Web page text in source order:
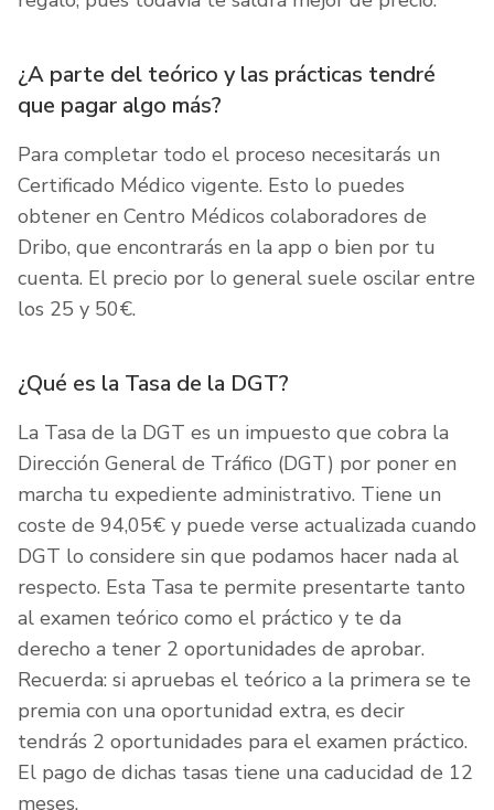
¿A parte del teórico y las prácticas tendré
que pagar algo más?
Para completar todo el proceso necesitarás un
Certificado Médico vigente. Esto lo puedes
obtener en Centro Médicos colaboradores de
Dribo, que encontrarás en la app o bien por tu
cuenta. El precio por lo general suele oscilar entre
los 25 y 50€.
¿Qué es la Tasa de la DGT?
La Tasa de la DGT es un impuesto que cobra la
Dirección General de Tráfico (DGT) por poner en
marcha tu expediente administrativo. Tiene un
coste de 94,05€ y puede verse actualizada cuando
DGT lo considere sin que podamos hacer nada al
respecto. Esta Tasa te permite presentarte tanto
al examen teórico como el práctico y te da
derecho a tener 2 oportunidades de aprobar.
Recuerda: si apruebas el teórico a la primera se te
premia con una oportunidad extra, es decir
tendrás 2 oportunidades para el examen práctico.
El pago de dichas tasas tiene una caducidad de 12
meses.